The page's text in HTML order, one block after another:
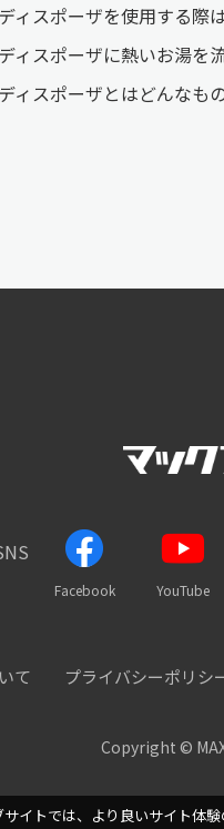
ディスポーザを使用する際
ディスポーザに熱いお湯を
ディスポーザとはどんなも
Facebook YouTube
て プライバシーポリシ
Copyright ©
イトでは、より良いサイト体